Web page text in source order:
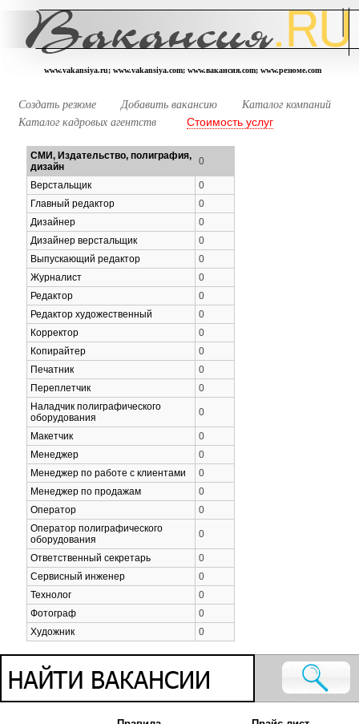
www.vakansiya.ru; www.vakansiya.com; www.вакансия.com; www.резюме.com
Создать резюме Добавить вакансию
Каталог компаний
Каталог кадровых агентств
Стоимость услуг
СМИ, Издательство, полиграфия,
дизайн
0
Верстальщик
0
Главный редактор
0
Дизайнер
0
Дизайнер верстальщик
0
Выпускающий редактор
0
Журналист
0
Редактор
0
Редактор художественный
0
Корректор
0
Копирайтер
0
Печатник
0
Переплетчик
0
Наладчик полиграфического
оборудования
0
Макетчик
0
Менеджер
0
Менеджер по работе с клиентами
0
Менеджер по продажам
0
Оператор
0
Оператор полиграфического
оборудования
0
Ответственный секретарь
0
Сервисный инженер
0
Технолог
0
Фотограф
0
Художник
0